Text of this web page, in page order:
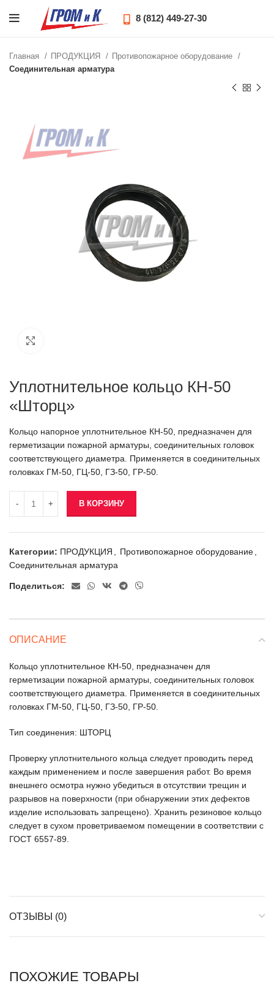
8 (812) 449-27-30
Главная ПРОДУКЦИЯ
Противопожарное оборудование
Соединительная арматура
Уплотнительное кольцо КН-50
«Шторц»
Кольцо напорное уплотнительное КН-50, предназначен для
герметизации пожарной арматуры, соединительных головок
соответствующего диаметра. Применяется в соединительных
головках ГМ-50, ГЦ-50, ГЗ-50, ГР-50.
В КОРЗИНУ
Категории: ПРОДУКЦИЯ Противопожарное оборудование
Соединительная арматура
Поделиться:
ОПИСАНИЕ
Кольцо уплотнительное КН-50, предназначен для
герметизации пожарной арматуры, соединительных головок
соответствующего диаметра. Применяется в соединительных
головках ГМ-50, ГЦ-50, ГЗ-50, ГР-50.
Тип соединения: ШТОРЦ
Проверку уплотнительного кольца следует проводить перед
каждым применением и после завершения работ. Во время
внешнего осмотра нужно убедиться в отсутствии трещин и
разрывов на поверхности (при обнаружении этих дефектов
изделие использовать запрещено). Хранить резиновое кольцо
следует в сухом проветриваемом помещении в соответствии с
ГОСТ 6557-89.
ОТЗЫВЫ (0)
ПОХОЖИЕ ТОВАРЫ